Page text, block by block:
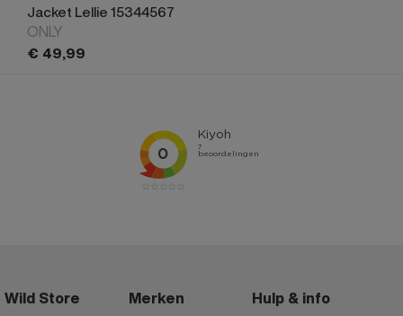
Jacket Lellie 15344567
ONLY
€ 49,99
Wild Store Merken Hulp & info